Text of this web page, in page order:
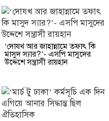
‘দোযখ আর জাহান্নামে তফাৎ কি
মাসুদ স্যার?’- এসপি মাসুদের
উদ্দেশে সন্ত্রাসী রায়হান